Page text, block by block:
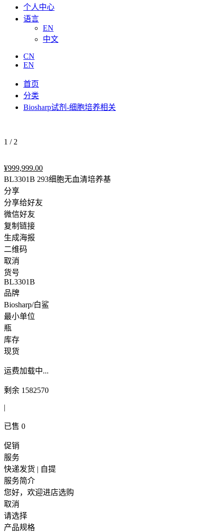
个人中心
语言
EN
中文
CN
EN
首页
分类
Biosharp试剂-细胞培养相关
1 / 2
¥999,999.00
BL3301B 293细胞无血清培养基
分享
分享给好友
微信好友
复制链接
生成海报
二维码
取消
货号
BL3301B
品牌
Biosharp/白鲨
最小单位
瓶
库存
现货
运费加载中...
剩余 1582570
|
已售 0
促销
服务
快递发货 | 自提
服务简介
您好，欢迎进店选购
取消
请选择
产品规格